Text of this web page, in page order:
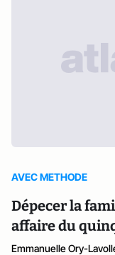
AVEC METHODE
Dépecer la
affaire du
Emmanuelle Ory-